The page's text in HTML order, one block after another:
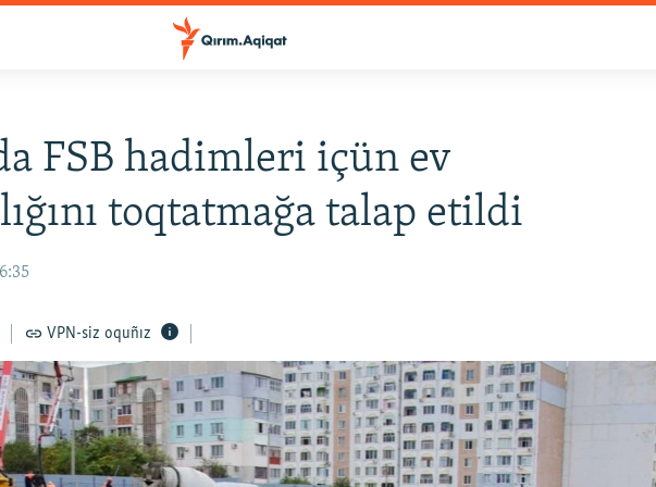
FSB hadimleri içün ev
toqtatmağa talap etildi
VPN-siz oquñız